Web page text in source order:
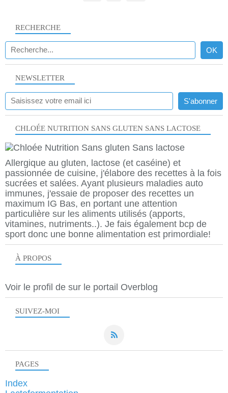
NEWSLETTER
SUIVEZ-MOI
RECHERCHE
CHLOÉE NUTRITION SANS GLUTEN SANS LACTOSE
Allergique au gluten, lactose (et caséine) et
passionnée de cuisine, j'élabore des recettes à la fois
sucrées et salées. Ayant plusieurs maladies auto
immunes, j'essaie de proposer des recettes un
maximum IG Bas, en portant une attention
particulière sur les aliments utilisés (apports,
vitamines, nutriments..). Je fais également bcp de
sport donc une bonne alimentation est primordiale!
À PROPOS
Voir le profil de sur le portail Overblog
PAGES
Index